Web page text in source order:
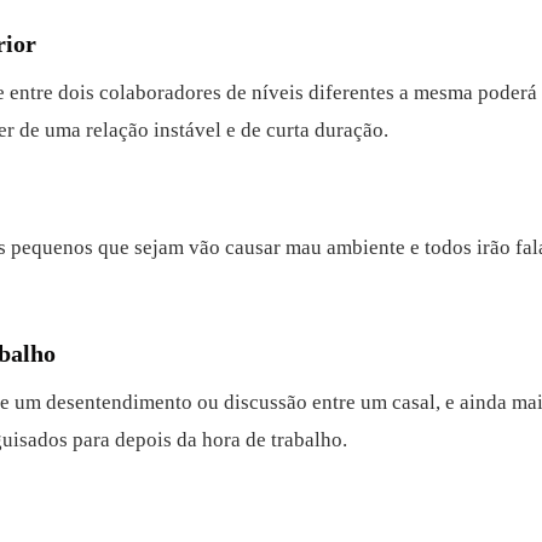
dois colaboradores de níveis diferentes a mesma
de uma relação instável e de curta duração.
que sejam vão causar mau ambiente e todos irão
desentendimento ou discussão entre um casal, e ainda
para depois da hora de trabalho.